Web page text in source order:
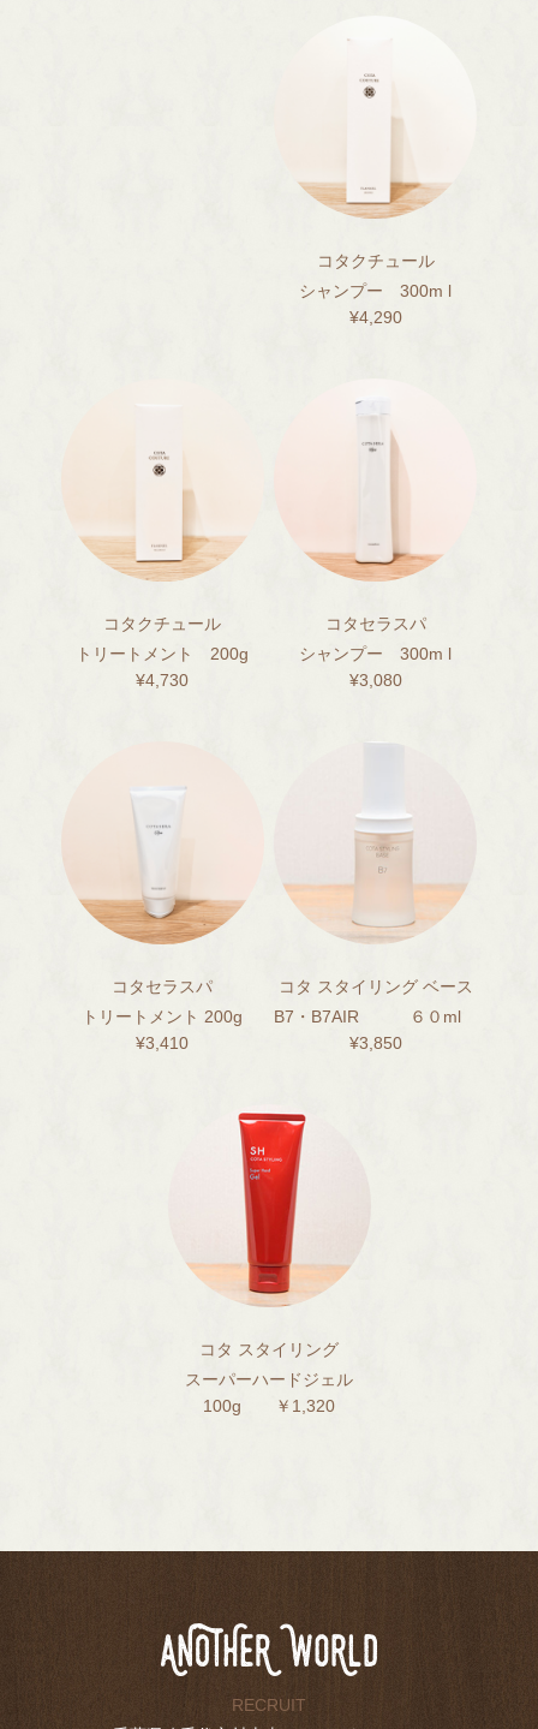
コタクチュール
シャンプー 300m l
¥4,290
コタクチュール
トリートメント 200g
¥4,730
コタセラスパ
シャンプー 300m l
¥3,080
コタセラスパ
トリートメント 200g
¥3,410
コタ スタイリング ベース
B7・B7AIR ６０ml
¥3,850
コタ スタイリング
スーパーハードジェル
100g ￥1,320
RECRUIT